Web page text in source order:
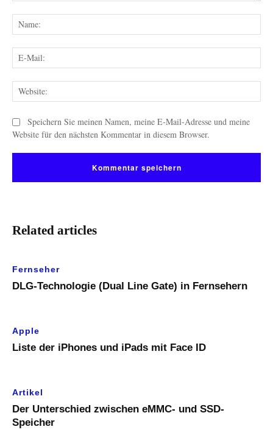
Speichern Sie meinen Namen, meine E-Mail-Adresse und meine
Website für den nächsten Kommentar in diesem Browser.
Related articles
Fernseher
DLG-Technologie (Dual Line Gate) in Fernsehern
Apple
Liste der iPhones und iPads mit Face ID
Artikel
Der Unterschied zwischen eMMC- und SSD-
Speicher